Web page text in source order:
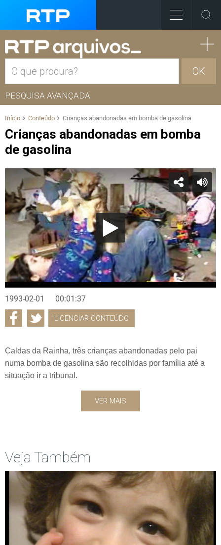
OK
PESQUISA AVANÇADA
Início Conteúdo Crianças abandonadas em bomba de gasolina
Crianças abandonadas em bomba
de gasolina
1993-02-01 00:01:37
LICENCIAR CONTEÚDO
Caldas da Rainha, três crianças abandonadas pelo pai
numa bomba de gasolina são recolhidas por família até a
situação ir a tribunal.
VER MAIS
Veja Também